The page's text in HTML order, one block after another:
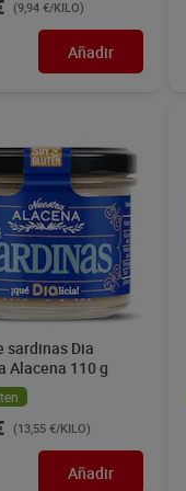
(9,94 €/KILO)
Añadir
sardinas Dia
Alacena 110 g
(13,55 €/KILO)
Añadir